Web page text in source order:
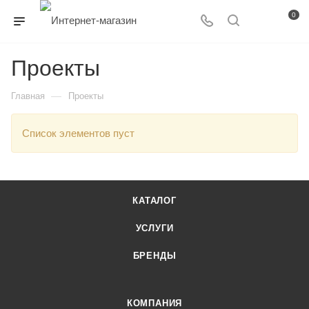
0
Проекты
Главная — Проекты
Список элементов пуст
КАТАЛОГ
УСЛУГИ
БРЕНДЫ
КОМПАНИЯ